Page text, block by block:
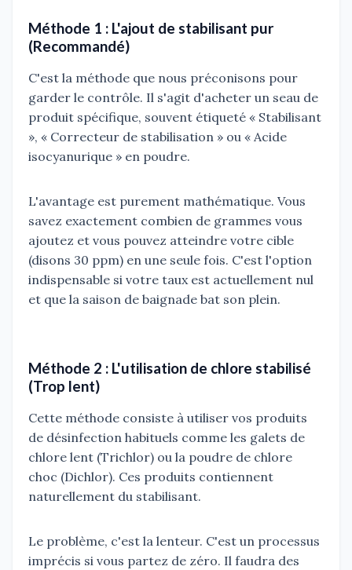
Méthode 1 : L'ajout de stabilisant pur
(Recommandé)
C'est la méthode que nous préconisons pour
garder le contrôle. Il s'agit d'acheter un seau de
produit spécifique, souvent étiqueté « Stabilisant
», « Correcteur de stabilisation » ou « Acide
isocyanurique » en poudre.
L'avantage est purement mathématique. Vous
savez exactement combien de grammes vous
ajoutez et vous pouvez atteindre votre cible
(disons 30 ppm) en une seule fois. C'est l'option
indispensable si votre taux est actuellement nul
et que la saison de baignade bat son plein.
Méthode 2 : L'utilisation de chlore stabilisé
(Trop lent)
Cette méthode consiste à utiliser vos produits
de désinfection habituels comme les galets de
chlore lent (Trichlor) ou la poudre de chlore
choc (Dichlor). Ces produits contiennent
naturellement du stabilisant.
Le problème, c'est la lenteur. C'est un processus
imprécis si vous partez de zéro. Il faudra des